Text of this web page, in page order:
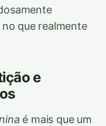
que realmente
e
é mais que um